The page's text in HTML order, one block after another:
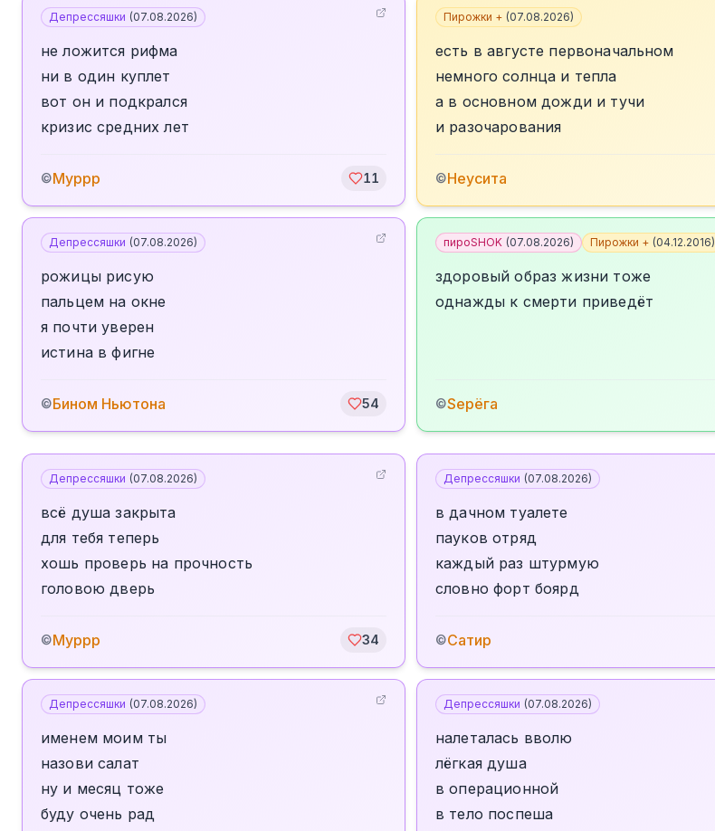
Депрессяшки (07.08.2026)
не ложится рифма
ни в один куплет
вот он и подкрался
кризис средних лет
©Муррр 11
Пирожки + (07.08.2026)
есть в августе первоначальном
немного солнца и тепла
а в основном дожди и тучи
и разочарования
©Неусита
Депрессяшки (07.08.2026)
рожицы рисую
пальцем на окне
я почти уверен
истина в фигне
©Бином Ньютона 54
пироSHOK (07.08.2026) Пирожки + (04.12.2016)
здоровый образ жизни тоже
однажды к смерти приведёт
©Sерёга
Депрессяшки (07.08.2026)
всё душа закрыта
для тебя теперь
хошь проверь на прочность
головою дверь
©Муррр 34
Депрессяшки (07.08.2026)
в дачном туалете
пауков отряд
каждый раз штурмую
словно форт боярд
©Сатир
Депрессяшки (07.08.2026)
именем моим ты
назови салат
ну и месяц тоже
буду очень рад
Депрессяшки (07.08.2026)
налеталась вволю
лёгкая душа
в операционной
в тело поспеша